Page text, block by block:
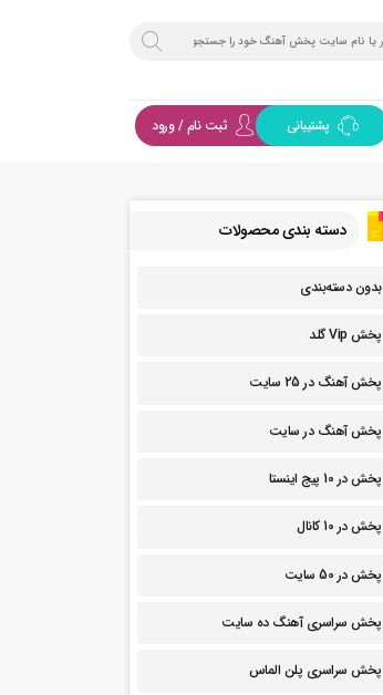
پشتیبانی ثبت نام / ورود
دسته بندی محصولات
بدون دسته‌بندی
پخش Vip گلد
پخش آهنگ در 25 سایت
پخش آهنگ در سایت
پخش در 10 پیج اینستا
پخش در 10 کانال
پخش در 50 سایت
پخش سراسری آهنگ ده سایت
پخش سراسری پلن الماس